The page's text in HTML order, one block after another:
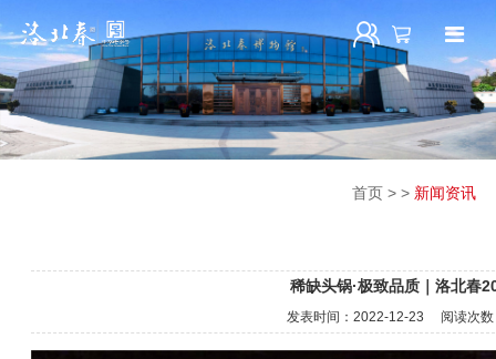
首页 >> 新闻资讯
稀缺头锅·极致品质｜洛北春
发表时间：2022-12-23 阅读次数